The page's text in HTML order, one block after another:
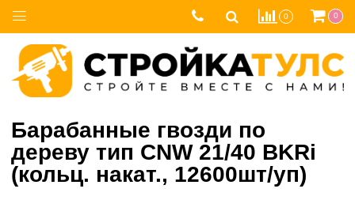
0 0
Барабанные гвозди по
дереву тип CNW 21/40 BKRi
(кольц. накат., 12600шт/уп)